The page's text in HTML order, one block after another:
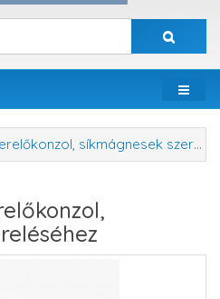
síkmágnesek szereléséhez